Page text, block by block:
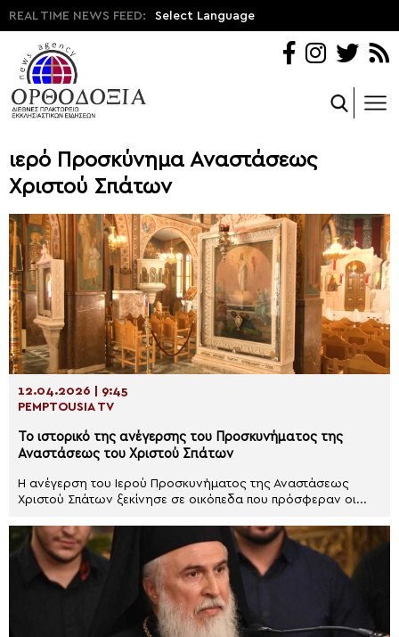
REAL TIME NEWS FEED: Select Language
ιερό Προσκύνημα Αναστάσεως
Χριστού Σπάτων
12.04.2026 | 9:45
PEMPTOUSIA TV
Το ιστορικό της ανέγερσης του Προσκυνήματος της
Αναστάσεως του Χριστού Σπάτων
Η ανέγερση του Ιερού Προσκυνήματος της Αναστάσεως
Χριστού Σπάτων ξεκίνησε σε οικόπεδα που πρόσφεραν οι...